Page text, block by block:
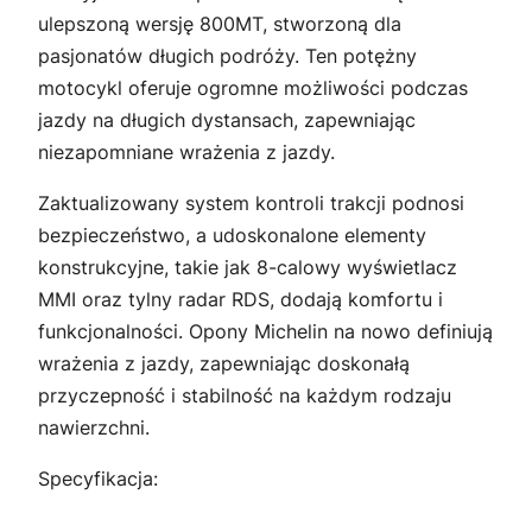
ulepszoną wersję 800MT, stworzoną dla
pasjonatów długich podróży. Ten potężny
motocykl oferuje ogromne możliwości podczas
jazdy na długich dystansach, zapewniając
niezapomniane wrażenia z jazdy.
Zaktualizowany system kontroli trakcji podnosi
bezpieczeństwo, a udoskonalone elementy
konstrukcyjne, takie jak 8-calowy wyświetlacz
MMI oraz tylny radar RDS, dodają komfortu i
funkcjonalności. Opony Michelin na nowo definiują
wrażenia z jazdy, zapewniając doskonałą
przyczepność i stabilność na każdym rodzaju
nawierzchni.
Specyfikacja: